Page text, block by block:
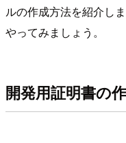
ルの作成方法を紹介し
やってみましょう。
開発用証明書の